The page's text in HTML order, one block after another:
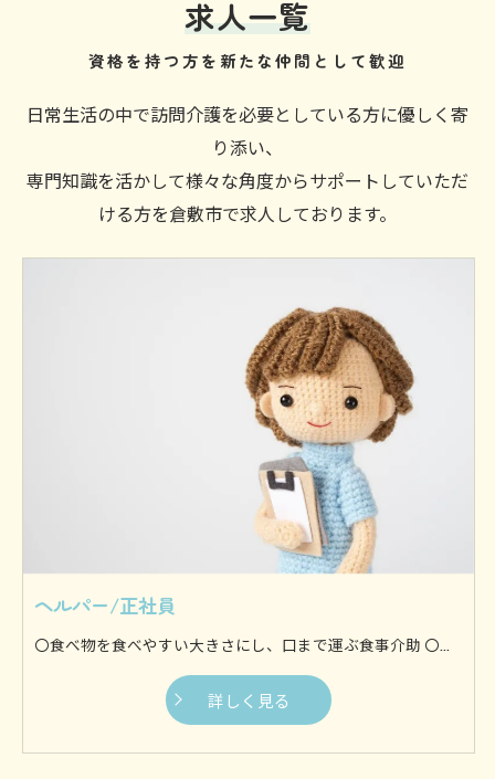
求人一覧
資格を持つ方を新たな仲間として歓迎
日常生活の中で訪問介護を必要としている方に優しく寄
り添い、
専門知識を活かして様々な角度からサポートしていただ
ける方を倉敷市で求人しております。
ヘルパー/正社員
詳しく見る